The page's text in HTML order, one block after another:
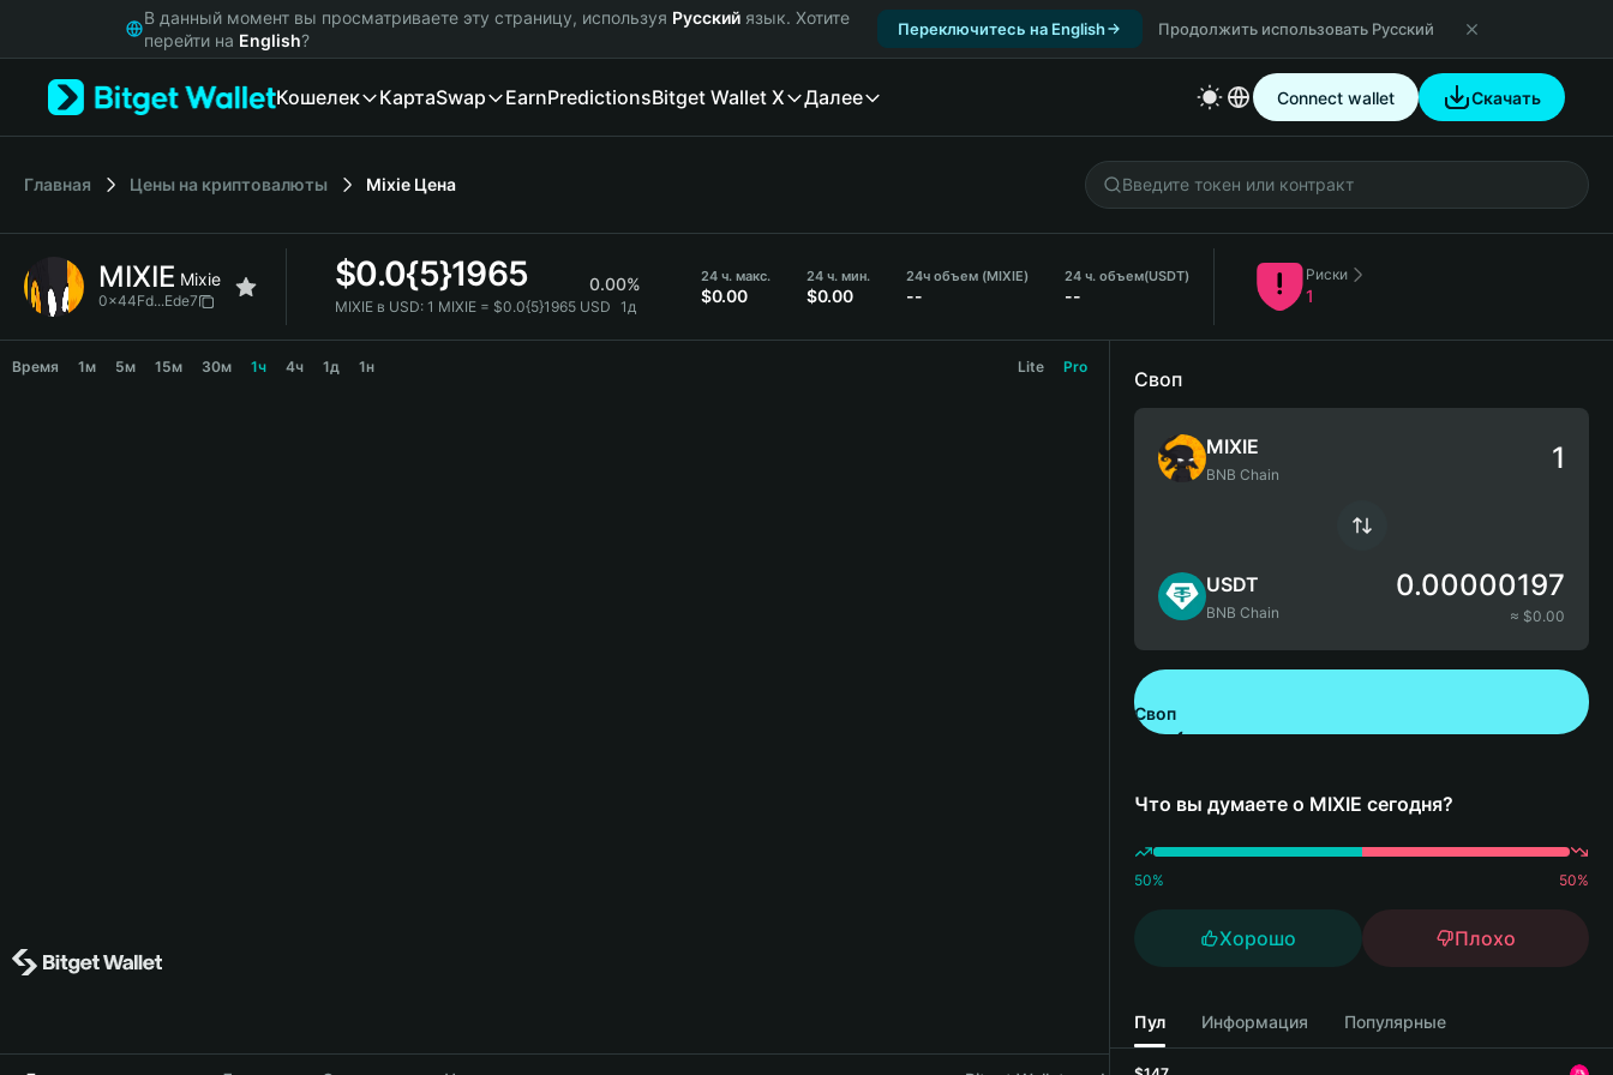
Русский
Italiano
简体中文
繁體中文
Bahasa Indonesia
В данный момент вы просматриваете эту страницу, используя Русский язык. Хотите
перейти на English?
Переключитесь на English Продолжить использовать Русский
Кошелек КартаSwap EarnPredictionsBitget Wallet X Далее Connect wallet Скачать
Главная Цены на криптовалюты Mixie Цена
MIXIE Mixie
0x44Fd...Ede7
$0.0{5}1965 0.00%
MIXIE в USD: 1 MIXIE = $0.0{5}1965 USD 1д
24 ч. макс.
$0.00
24 ч. мин.
$0.00
24ч объем (MIXIE)
--
24 ч. объем(USDT)
--
Риски
1
Время 1м 5м 15м 30м 1ч 4ч 1д 1н Lite Pro
Своп
MIXIE
BNB Chain
USDT
BNB Chain
0.00000197
≈ $0.00
Своп
Что вы думаете о MIXIE сегодня?
50% 50%
Хорошо Плохо
Пул Информация Популярные